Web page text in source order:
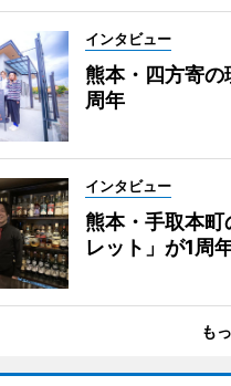
インタビュー
熊本・四方寄
周年
インタビュー
熊本・手取本
レット」が1周
も